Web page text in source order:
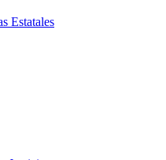
Estatales